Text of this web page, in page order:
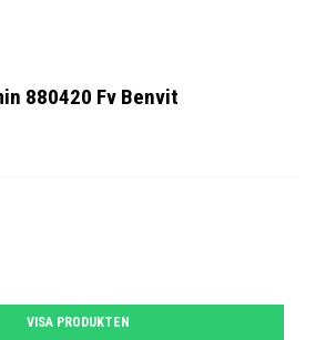
880420 Fv Benvit
VISA PRODUKTEN